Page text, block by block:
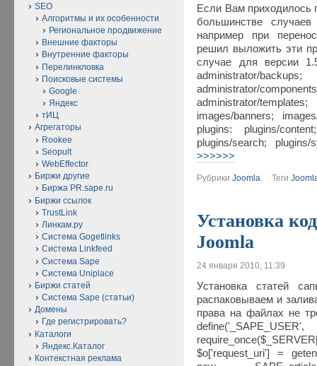
Если Вам приходилось
большинстве
например при
решил выложить эти
случае для версии
administrator/
administrator/
administrator/
images/banners;
plugins: plugins/
plugins/search;
>>>>>>
РубрикиJoomla Теги
Установка
Joomla
24 января 2010, 11:39
Установка статей
распаковываем и
права на файлах не
$o['request_uri'] =
SEO
Алгоритмы и их особенности
Региональное продвижение
Внешние факторы
Внутренние факторы
Перелинкловка
Поисковые системы
Google
Яндекс
тИЦ
Агрегаторы
Rookee
Seopult
WebEffector
Биржи другие
Биржа PR.sape.ru
Биржи ссылок
TrustLink
Линкам.ру
Система Gogetlinks
Система Linkfeed
Система Sape
Система Uniplace
Биржи статей
Система Sape (статьи)
Домены
Где регистрировать?
Каталоги
Яндекс.Каталог
Контекстная реклама